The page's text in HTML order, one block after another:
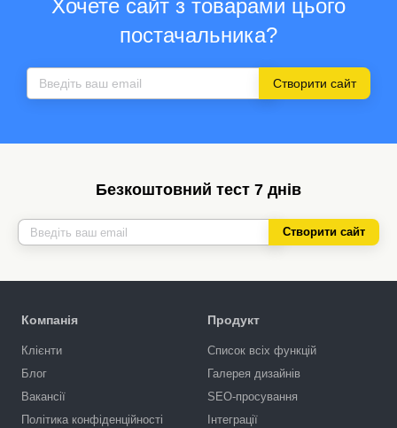
Хочете сайт з товарами цього
постачальника?
Створити сайт
Безкоштовний тест 7 днів
Створити сайт
Компанія
Клієнти
Блог
Вакансії
Політика конфіденційності
Продукт
Список всіх функцій
Галерея дизайнів
SEO-просування
Інтеграції